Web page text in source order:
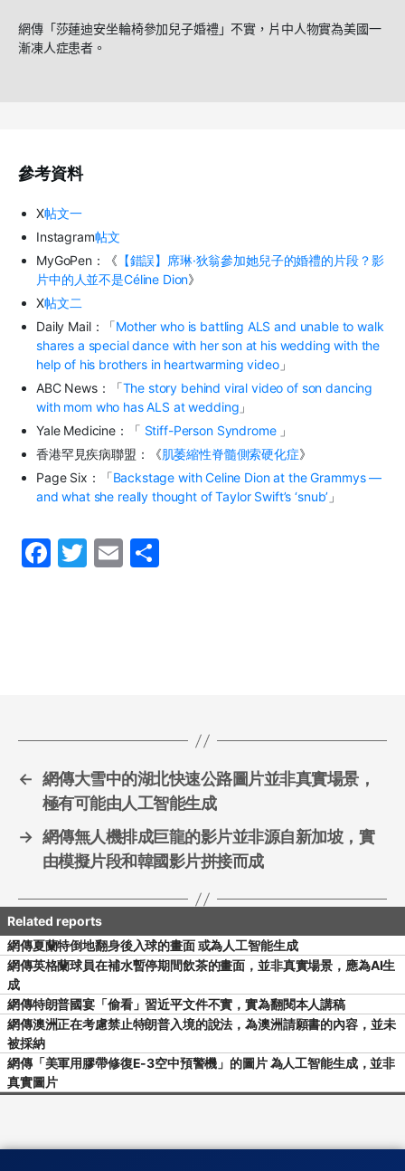
網傳「莎蓮迪安坐輪椅參加兒子婚禮」不實， 片中人物實為美國一
漸凍人症患者。
參考資料
X帖文一
Instagram帖文
MyGoPen：《 【錯誤】席琳·狄翁參加她兒子的婚禮的片段？影
片中的人並不是Céline Dion》
X帖文二
Daily Mail：「Mother who is battling ALS and unable to walk
shares a special dance with her son at his wedding with the
help of his brothers in heartwarming video」
ABC News：「The story behind viral video of son dancing
with mom who has ALS at wedding 」
Yale Medicine：「 Stiff-Person Syndrome」
香港罕見疾病聯盟：
《肌萎縮性脊髓側索硬化症》
Page Six：「Backstage with Celine Dion at the Grammys —
and what she really thought of Taylor Swift’s ‘snub’ 」
F
T
E
← 網傳大雪中的湖北快速公路圖片並非真實場景，
極有可能由人工智能生成
→ 網傳無人機排成巨龍的影片並非源自新加坡，實
由模擬片段和韓國影片拼接而成
網傳夏蘭特倒地翻身後入球的畫面 或為人工智能生成
網傳英格蘭球員在補水暫停期間飲茶的畫面，並非真實場景，應為AI生
成
網傳特朗普國宴「偷看」習近平文件不實，實為翻閱本人講稿
網傳澳洲正在考慮禁止特朗普入境的說法，為澳洲請願書的內容，並未
被採納
網傳「美軍用膠帶修復E-3空中預警機」的圖片 為人工智能生成，並非
真實圖片